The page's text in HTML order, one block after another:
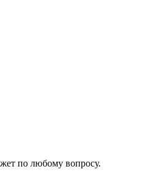
по любому вопросу.